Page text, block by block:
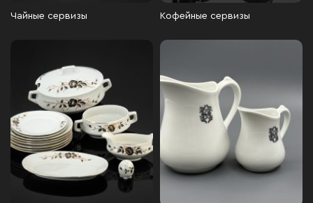
Чайные сервизы Кофейные сервизы